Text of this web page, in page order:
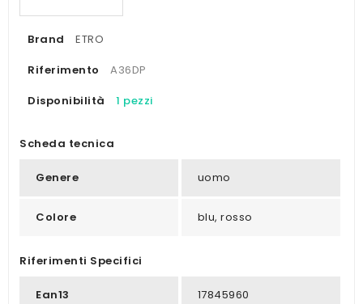
Brand
ETRO
Riferimento
A36DP
Disponibilità
1 pezzi
Scheda tecnica
Genere uomo
Colore blu, rosso
Riferimenti Specifici
Ean13 17845960